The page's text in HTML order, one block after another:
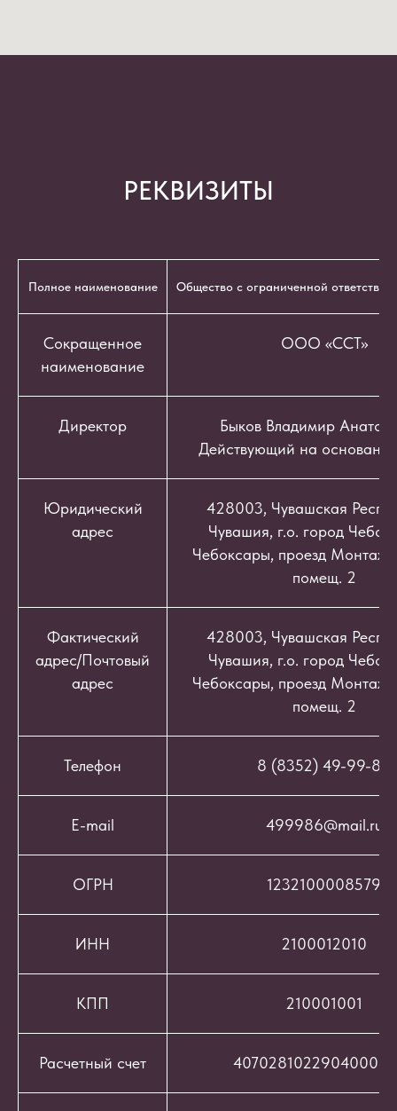
РЕКВИЗИТЫ
Полное наименование Общество с ограниченной
Сокращенное
наименование
ООО «ССТ»
Директор
Быков Владимир
Действующий на
Юридический
адрес
428003, Чувашская
Чувашия, г.о. город
Чебоксары, проезд
помещ. 2
Фактический
адрес/Почтовый
адрес
428003, Чувашская
Чувашия, г.о. город
Чебоксары, проезд
помещ. 2
Телефон 8 (8352) 49-99-86
E-mail 499986@mail.ru
ОГРН 1232100008579
ИНН 2100012010
КПП 210001001
Расчетный счет